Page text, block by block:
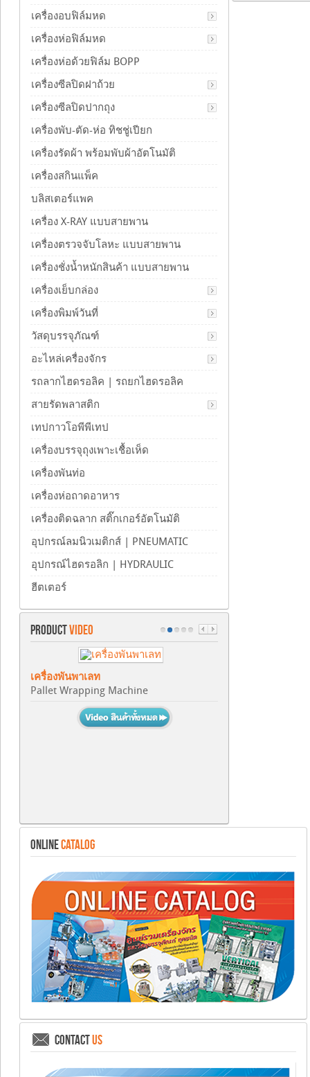
เครื่องอบฟิล์มหด
เครื่องห่อฟิล์มหด
เครื่องห่อด้วยฟิล์ม BOPP
เครื่องซีลปิดฝาถ้วย
เครื่องซีลปิดปากถุง
เครื่องพับ-ตัด-ห่อ ทิชชู่เปียก
เครื่องรัดผ้า พร้อมพับผ้าอัตโนมัติ
เครื่องสกินแพ็ค
บลิสเตอร์แพค
เครื่อง X-RAY แบบสายพาน
เครื่องตรวจจับโลหะ แบบสายพาน
เครื่องชั่งน้ำหนักสินค้า แบบสายพาน
เครื่องเย็บกล่อง
เครื่องพิมพ์วันที่
วัสดุบรรจุภัณฑ์
อะไหล่เครื่องจักร
รถลากไฮดรอลิค | รถยกไฮดรอลิค
สายรัดพลาสติก
เทปกาวโอพีพีเทป
เครื่องบรรจุถุงเพาะเชื้อเห็ด
เครื่องพันท่อ
เครื่องห่อถาดอาหาร
เครื่องติดฉลาก สติ๊กเกอร์อัตโนมัติ
อุปกรณ์ลมนิวเมติกส์ | PNEUMATIC
อุปกรณ์ไฮดรอลิก | HYDRAULIC
ฮีตเตอร์
PRODUCTVIDEO
เครื่องพันพาเลท
Pallet Wrapping Machine
ONLINECATALOG
CONTACTUS